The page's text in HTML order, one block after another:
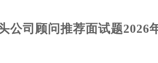
公司顾问推荐面试题2026